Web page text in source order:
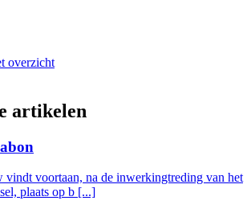
overzicht
artikelen
vindt voortaan, na de inwerkingtreding van het
plaats op b [...]